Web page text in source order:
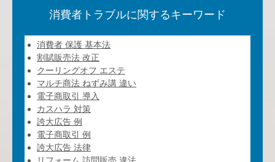
消費者トラブルに関するキーワード
消費者 保護 基本法
割賦販売法 改正
クーリングオフ エステ
マルチ商法 ねずみ講 違い
電子商取引 導入
カスハラ 対策
誇大広告 例
電子商取引 例
誇大広告 法律